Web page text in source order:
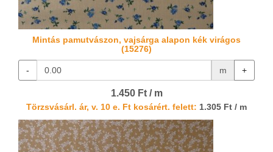
Mintás pamutvászon, vajsárga alapon kék virágos
(15276)
- m +
1.450 Ft / m
Törzsvásárl. ár, v. 10 e. Ft kosárért. felett: 1.305 Ft / m